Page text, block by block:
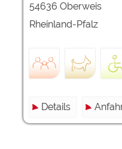
54636 Oberweis
Rheinland-Pfalz
Details